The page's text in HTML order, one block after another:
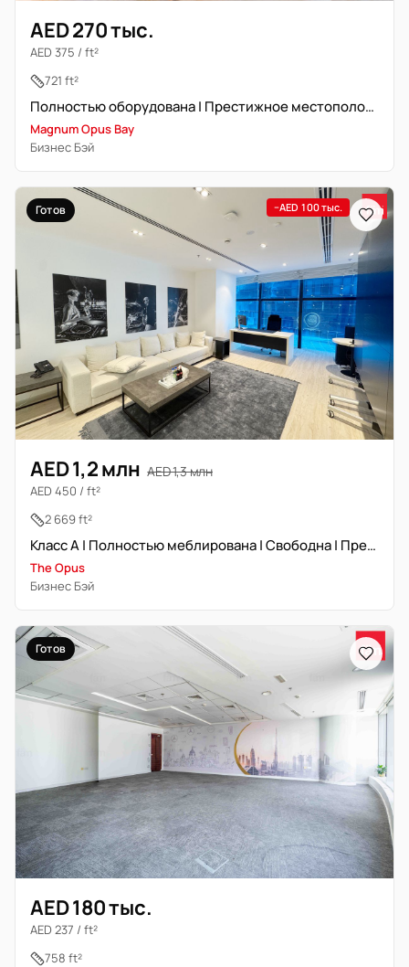
AED 270 тыс.
AED 375 / ft²
721 ft²
Полностью оборудована | Престижное местоположение | Свободна
Magnum Opus Bay
Бизнес Бэй
Готов −AED 100 тыс.
AED 1,2 млн AED 1,3 млн
AED 450 / ft²
2 669 ft²
Класс А | Полностью меблирована | Свободна | Премиум локация
The Opus
Бизнес Бэй
Готов
AED 180 тыс.
AED 237 / ft²
758 ft²